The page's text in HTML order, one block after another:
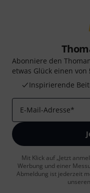
Abonniere den
etwas Glück einen von
Inspirierende
E-Mail-Adresse*
Mit Klick auf „Jetzt
Werbung und einer
Abmeldung ist jederzeit
unseren